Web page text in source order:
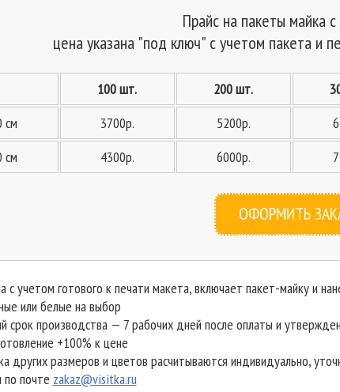
Прайс на пакеты майка
цена указана "под ключ" с учетом пакета и
100 шт. 200 шт.
см
3700р. 5200р.
см
4300р. 6000р.
ОФОРМИТЬ
с учетом готового к печати макета, включает пакет-майку и
или белые на выбор
срок производства — 7 рабочих дней после оплаты и
+100% к цене
других размеров и цветов расчитываются индивидуально,
почте zakaz@visitka.ru